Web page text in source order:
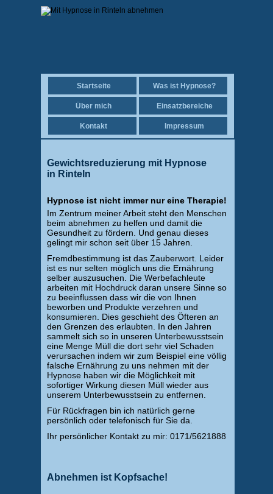
Startseite Was ist Hypnose?
Über mich Einsatzbereiche
Kontakt Impressum
Gewichtsreduzierung mit Hypnose
in Rinteln
Hypnose ist nicht immer nur eine Therapie!
Im Zentrum meiner Arbeit steht den Menschen
beim abnehmen zu helfen und damit die
Gesundheit zu fördern. Und genau dieses
gelingt mir schon seit über 15 Jahren.
Fremdbestimmung ist das Zauberwort. Leider
ist es nur selten möglich uns die Ernährung
selber auszusuchen. Die Werbefachleute
arbeiten mit Hochdruck daran unsere Sinne so
zu beeinflussen dass wir die von Ihnen
beworben und Produkte verzehren und
konsumieren. Dies geschieht des Öfteren an
den Grenzen des erlaubten. In den Jahren
sammelt sich so in unseren Unterbewusstsein
eine Menge Müll die dort sehr viel Schaden
verursachen indem wir zum Beispiel eine völlig
falsche Ernährung zu uns nehmen mit der
Hypnose haben wir die Möglichkeit mit
sofortiger Wirkung diesen Müll wieder aus
unserem Unterbewusstsein zu entfernen.
Für Rückfragen bin ich natürlich gerne
persönlich oder telefonisch für Sie da.
Ihr persönlicher Kontakt zu mir: 0171/5621888
Abnehmen ist Kopfsache!